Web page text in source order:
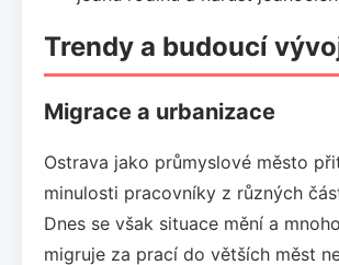
Trendy a budoucí
Migrace a urbanizace
Ostrava jako průmyslové město
minulosti pracovníky z různých
Dnes se však situace mění a
migruje za prací do větších měst